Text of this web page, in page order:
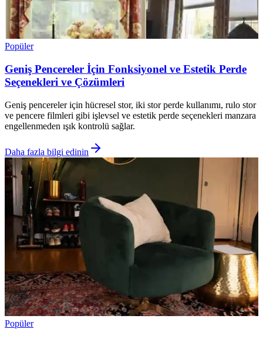
Popüler
Geniş Pencereler İçin Fonksiyonel ve Estetik Perde
Seçenekleri ve Çözümleri
Geniş pencereler için hücresel stor, iki stor perde kullanımı, rulo stor
ve pencere filmleri gibi işlevsel ve estetik perde seçenekleri manzara
engellenmeden ışık kontrolü sağlar.
Daha fazla bilgi edinin
Popüler